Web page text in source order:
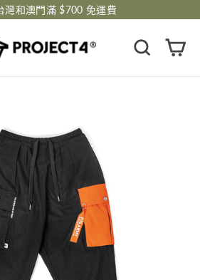
灣和澳門滿 $700 免運費
搜尋